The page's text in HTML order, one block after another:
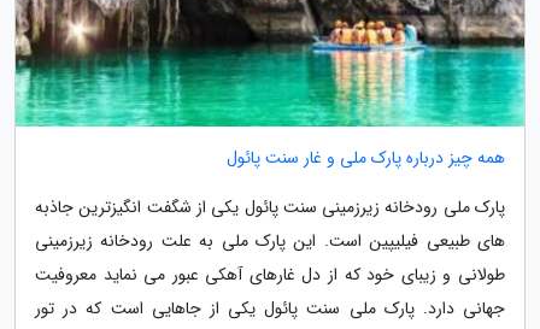
همه چیز درباره پارک ملی و غار سنت پائول
پارک ملی رودخانه زیرزمینی سنت پائول یکی از شگفت انگیزترین جاذبه
های طبیعی فیلیپین است. این پارک ملی به علت رودخانه زیرزمینی
طولانی و زیبای خود که از دل غارهای آهکی عبور می نماید معروفیت
جهانی دارد. پارک ملی سنت پائول یکی از جاهایی است که در تور